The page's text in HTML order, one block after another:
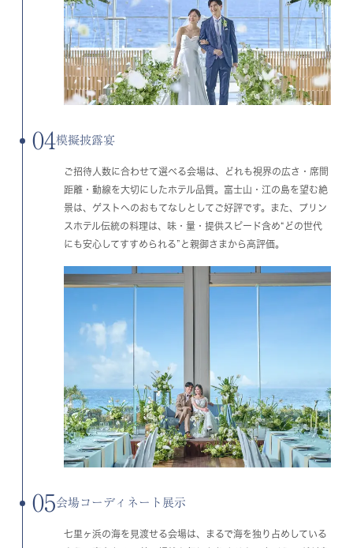
04模擬披露宴
ご招待人数に合わせて選べる会場は、どれも視界の広さ・席間
距離・動線を大切にしたホテル品質。富士山・江の島を望む絶
景は、ゲストへのおもてなしとしてご好評です。また、プリン
スホテル伝統の料理は、味・量・提供スピード含め“どの世代
にも安心してすすめられる”と親御さまから高評価。
05会場コーディネート展示
七里ヶ浜の海を見渡せる会場は、まるで海を独り占めしている